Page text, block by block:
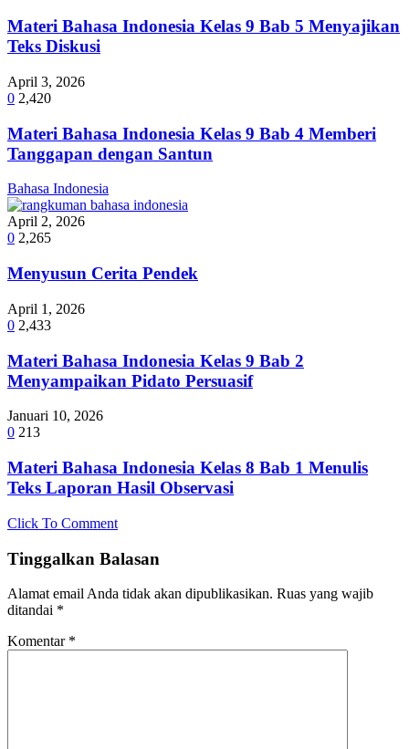
Materi Bahasa Indonesia Kelas 9 Bab 5 Menyajikan
Teks Diskusi
April 3, 2026
0 2,420
Materi Bahasa Indonesia Kelas 9 Bab 4 Memberi
Tanggapan dengan Santun
Bahasa Indonesia
April 2, 2026
0 2,265
Menyusun Cerita Pendek
April 1, 2026
0 2,433
Materi Bahasa Indonesia Kelas 9 Bab 2
Menyampaikan Pidato Persuasif
Januari 10, 2026
0 213
Materi Bahasa Indonesia Kelas 8 Bab 1 Menulis
Teks Laporan Hasil Observasi
Click To Comment
Tinggalkan Balasan
Alamat email Anda tidak akan dipublikasikan. Ruas yang wajib
ditandai *
Komentar *